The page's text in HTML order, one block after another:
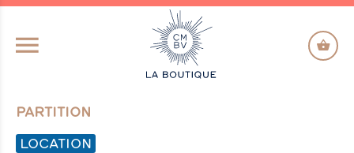
PARTITION
LOCATION